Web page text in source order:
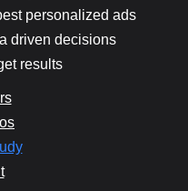
personalized ads
driven decisions
results